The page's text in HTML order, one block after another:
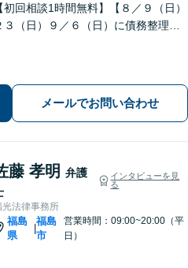
【初回相談1時間無料】【８／９（日）
３（日）９／６（日）に債務整理・
メールでお問い合わせ
藤 孝明 弁護
インタビューを見
る
光法律事務所
福島
県
|
福島
市
営業時間：09:00~20:00（平
日）